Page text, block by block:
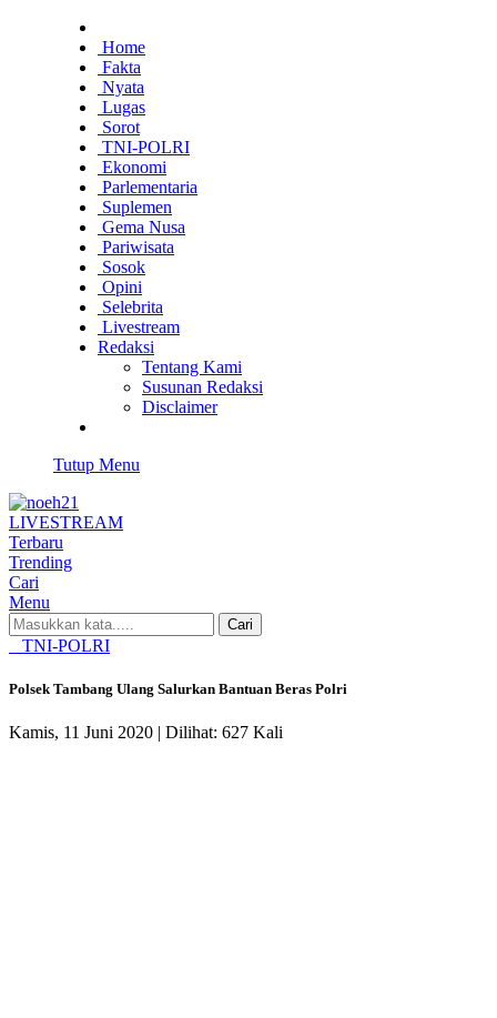
Home
Fakta
Nyata
Lugas
Sorot
TNI-POLRI
Ekonomi
Parlementaria
Suplemen
Gema Nusa
Pariwisata
Sosok
Opini
Selebrita
Livestream
Redaksi
Tentang Kami
Susunan Redaksi
Disclaimer
Tutup Menu
LIVESTREAM
Terbaru
Trending
Cari
Menu
Cari
TNI-POLRI
Polsek Tambang Ulang Salurkan Bantuan Beras Polri
Kamis, 11 Juni 2020 | Dilihat: 627 Kali